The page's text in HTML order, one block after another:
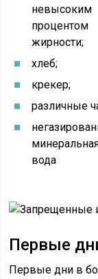
невысоким
процентом
жирности;
хлеб;
крекер;
различные
вода
Первые
Первые дни в